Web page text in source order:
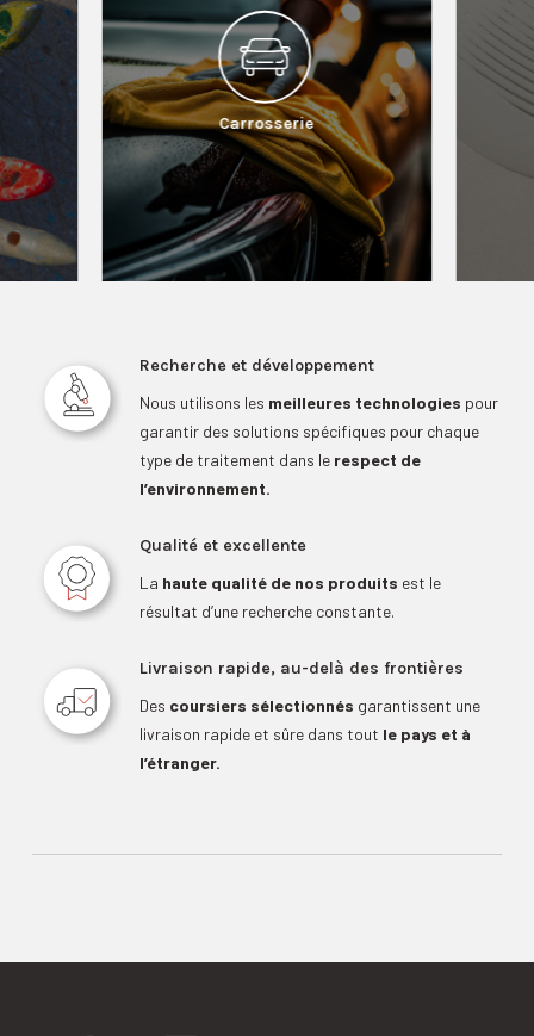
Carrosserie
Recherche et développement
Nous utilisons les meilleures technologies pour
garantir des solutions spécifiques pour chaque
type de traitement dans le respect de
l’environnement.
Qualité et excellente
La haute qualité de nos produits est le
résultat d’une recherche constante.
Livraison rapide, au-delà des frontières
Des coursiers sélectionnés garantissent une
livraison rapide et sûre dans tout le pays et à
l’étranger.